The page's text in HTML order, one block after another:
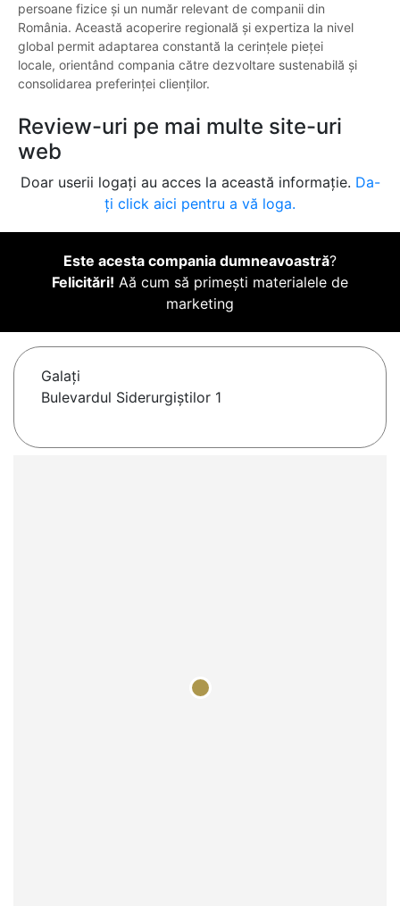
persoane fizice și un număr relevant de companii din
România. Această acoperire regională și expertiza la nivel
global permit adaptarea constantă la cerințele pieței
locale, orientând compania către dezvoltare sustenabilă și
consolidarea preferinței clienților.
Review-uri pe mai multe site-uri
web
Doar userii logați au acces la această informație. Da-
ți click aici pentru a vă loga.
Este acesta compania dumneavoastră?
Felicitări! Aă cum să primești materialele de
marketing
Galaţi
Bulevardul Siderurgiștilor 1